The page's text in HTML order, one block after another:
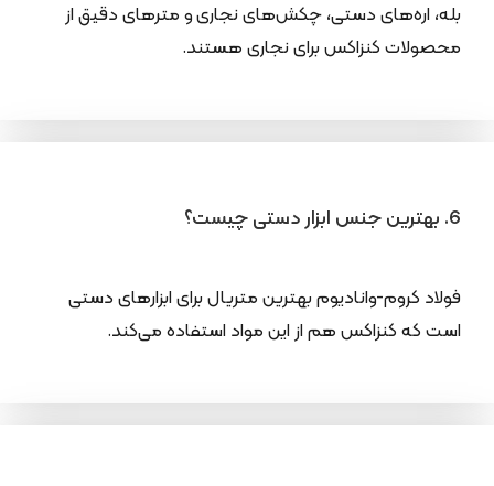
بله، اره‌های دستی، چکش‌های نجاری و مترهای دقیق از
محصولات کنزاکس برای نجاری هستند.
6. بهترین جنس ابزار دستی چیست؟
فولاد کروم-وانادیوم بهترین متریال برای ابزارهای دستی
است که کنزاکس هم از این مواد استفاده می‌کند.